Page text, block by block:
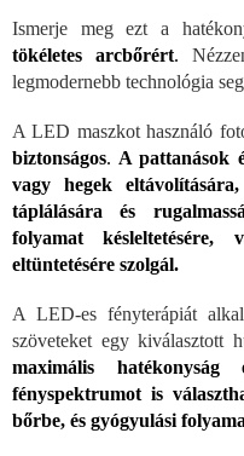
Ismerje meg ezt a
tökéletes arcbőrért.
legmodernebb technológia
A LED maszkot használó
biztonságos. A pattanások
vagy hegek
táplálására és
folyamat
eltüntetésére szolgál.
A LED-es fényterápiát
szöveteket egy kiválasztott
maximális
fényspektrumot is
bőrbe, és gyógyulási